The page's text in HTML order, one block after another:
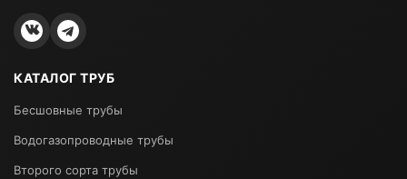
КАТАЛОГ ТРУБ
Бесшовные трубы
Водогазопроводные трубы
Второго сорта трубы